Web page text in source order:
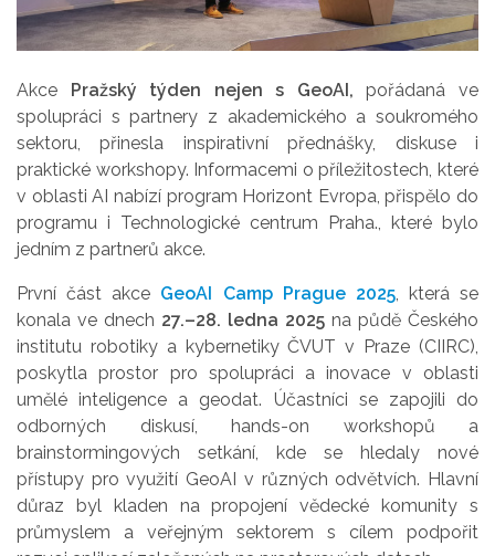
Akce Pražský týden nejen s GeoAI,pořádaná ve
spolupráci s partnery z akademického a soukromého
sektoru, přinesla inspirativní přednášky, diskuse i
praktické workshopy. Informacemi opříležitostech, které
v oblasti AI nabízí program Horizont Evropa, přispělo do
programu i Technologické centrum Praha., které bylo
jedním z partnerů akce.
První část akce GeoAI Camp Prague 2025, která se
konala ve dnech 27.–28. ledna 2025 na půdě Českého
institutu robotiky a kybernetiky ČVUT v Praze (CIIRC),
poskytla prostor pro spolupráci a inovace v oblasti
umělé inteligence a geodat. Účastníci se zapojili do
odborných diskusí, hands-on workshopů a
brainstormingových setkání, kde se hledaly nové
přístupy pro využití GeoAI v různých odvětvích. Hlavní
důraz byl kladen na propojení vědecké komunity s
průmyslem a veřejným sektorem s cílem podpořit